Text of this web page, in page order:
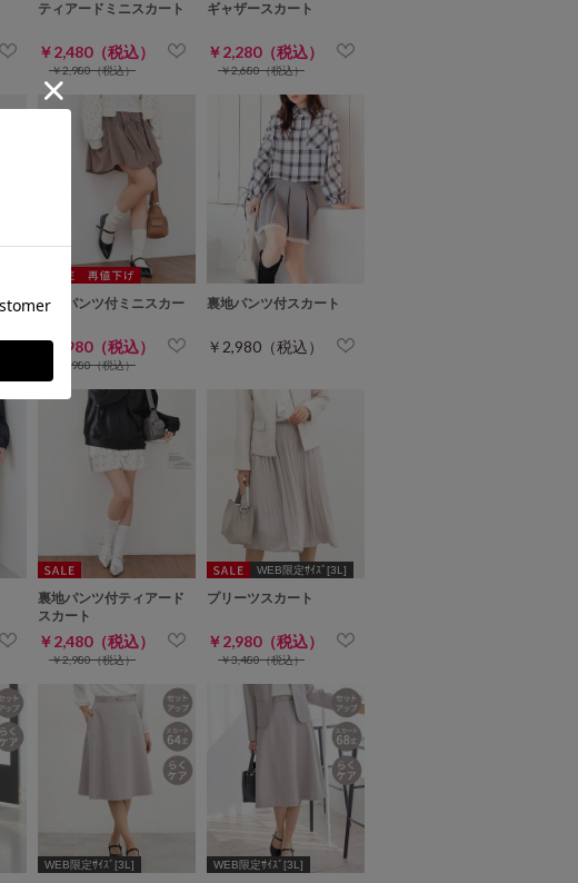
ティアードミニスカート
￥2,480（税込）
￥2,980（税込）
ギャザースカート
￥2,280（税込）
￥2,680（税込）
裏地パンツ付ミニスカー
￥1,980（税込）
￥2,980（税込）
裏地パンツ付スカート
￥2,980（税込）
裏地パンツ付ティアード
スカート
￥2,480（税込）
￥2,980（税込）
WEB限定ｻｲｽﾞ[3L]
プリーツスカート
￥2,980（税込）
￥3,480（税込）
WEB限定ｻｲｽﾞ[3L] WEB限定ｻｲｽﾞ[3L]